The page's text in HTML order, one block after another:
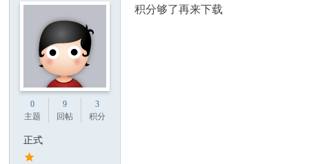
0
主题
9
回帖
3
积分
正式
积分够了再来下载